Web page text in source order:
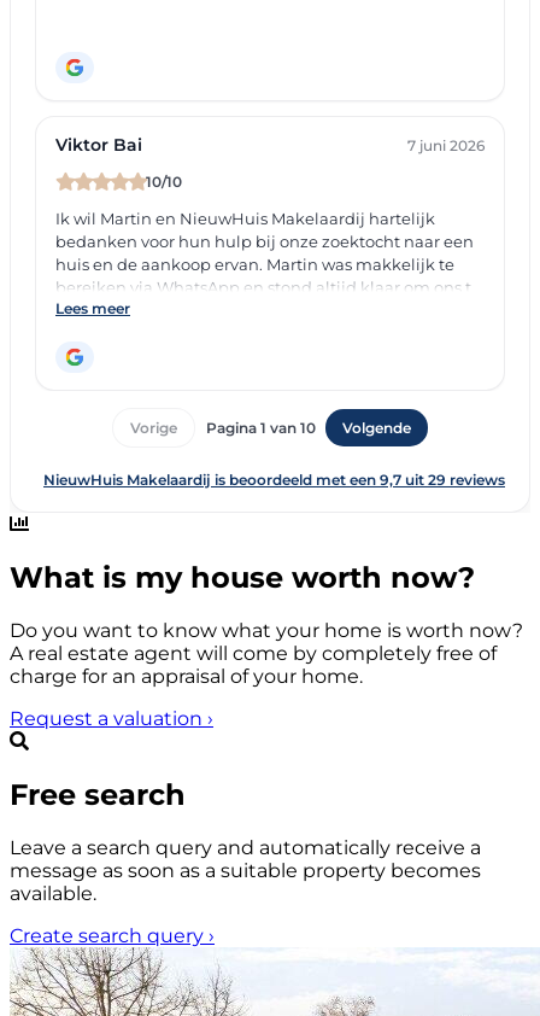
What is my house worth now?
Do you want to know what your home is worth now?
A real estate agent will come by completely free of
charge for an appraisal of your home.
Request a valuation ›
Free search
Leave a search query and automatically receive a
message as soon as a suitable property becomes
available.
Create search query ›